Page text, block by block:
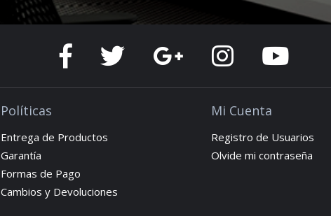
Políticas
Entrega de Productos
Garantía
Formas de Pago
Cambios y Devoluciones
Mi Cuenta
Registro de Usuarios
Olvide mi contraseña